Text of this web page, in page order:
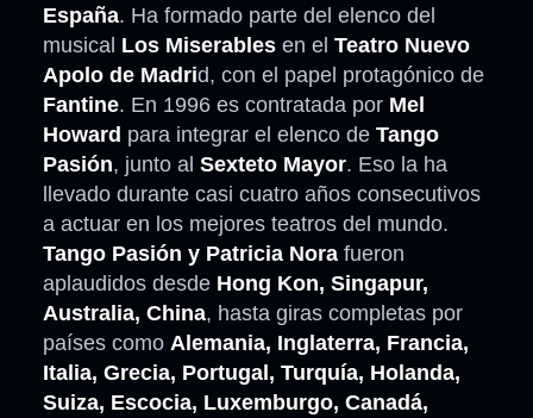
España. Ha formado parte del elenco del
musical Los Miserables en el Teatro Nuevo
Apolo de Madrid, con el papel protagónico de
Fantine. En 1996 es contratada por Mel
Howard para integrar el elenco de Tango
Pasión, junto al Sexteto Mayor. Eso la ha
llevado durante casi cuatro años consecutivos
a actuar en los mejores teatros del mundo.
Tango Pasión y Patricia Nora fueron
aplaudidos desde Hong Kon, Singapur,
Australia, China, hasta giras completas por
países como Alemania, Inglaterra, Francia,
Italia, Grecia, Portugal, Turquía, Holanda,
Suiza, Escocia, Luxemburgo, Canadá,